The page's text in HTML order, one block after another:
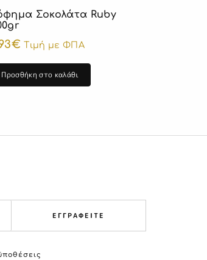
Σοκολάτα Ruby
€ Τιμή με ΦΠΑ
Προσθήκη στο καλάθι
ΕΓΓΡΑΦΕΙΤΕ